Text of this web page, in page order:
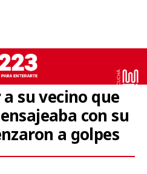
su vecino que
con su
a golpes